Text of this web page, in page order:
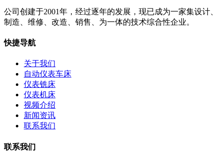
公司创建于2001年，经过逐年的发展，现已成为一家集设计、
制造、维修、改造、销售、为一体的技术综合性企业。
快捷导航
关于我们
自动仪表车床
仪表铣床
仪表机床
视频介绍
新闻资讯
联系我们
联系我们